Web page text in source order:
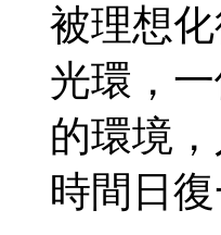
被理想
光環，
的環境
時間日